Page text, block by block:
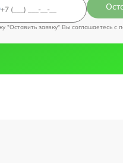
"Оставить заявку" Вы соглашаетесь c